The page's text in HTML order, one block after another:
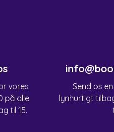
vores
på alle
til 15.
Send os
lynhurtigt